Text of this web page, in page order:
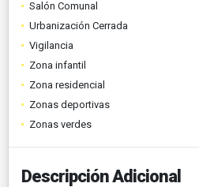
Salón Comunal
Urbanización Cerrada
Vigilancia
Zona infantil
Zona residencial
Zonas deportivas
Zonas verdes
Descripción Adicional